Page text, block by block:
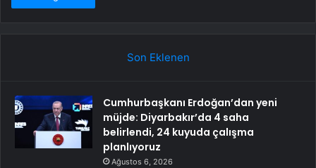
Son Eklenen
Cumhurbaşkanı Erdoğan’dan yeni
müjde: Diyarbakır’da 4 saha
belirlendi, 24 kuyuda çalışma
planlıyoruz
Ağustos 6, 2026